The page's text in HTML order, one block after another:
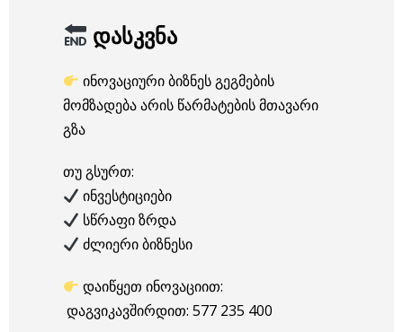
დასკვნა
ინოვაციური ბიზნეს გეგმების
მომზადება არის წარმატების მთავარი
გზა
თუ გსურთ:
ინვესტიციები
სწრაფი ზრდა
ძლიერი ბიზნესი
დაიწყეთ ინოვაციით:
დაგვიკავშირდით: 577 235 400